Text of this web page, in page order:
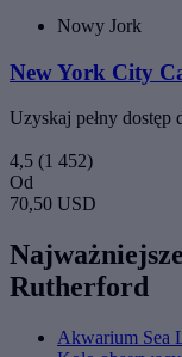
Nowy Jork
New York City
Uzyskaj pełny dostęp
4,5 (1 452)
Od
70,50 USD
Rutherford
Akwarium Sea